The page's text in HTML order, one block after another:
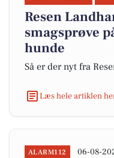
Resen
smagsprøve
hunde
Så er der nyt fra
Læs hele artiklen
ALARM112 06-08-